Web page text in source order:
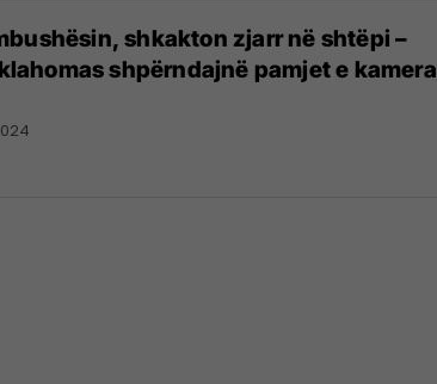
shkakton zjarr në shtëpi –
shpërndajnë pamjet e